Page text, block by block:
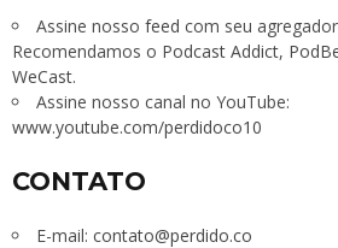
Assine nosso feed com seu
Recomendamos o Podcast Addict,
WeCast.
Assine nosso canal no YouTube:
www.youtube.com/perdidoco10
CONTATO
E-mail: contato@perdido.co